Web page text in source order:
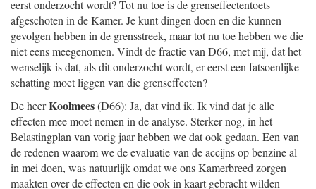
eerst onderzocht wordt? Tot nu toe is de grenseffectentoets
afgeschoten in de Kamer. Je kunt dingen doen en die kunnen
gevolgen hebben in de grensstreek, maar tot nu toe hebben we die
niet eens meegenomen. Vindt de fractie van D66, met mij, dat het
wenselijk is dat, als dit onderzocht wordt, er eerst een fatsoenlijke
schatting moet liggen van die grenseffecten?
De heerKoolmees(D66): Ja, dat vind ik. Ik vind dat je alle
effecten mee moet nemen in de analyse. Sterker nog, in het
Belastingplan van vorig jaar hebben we dat ook gedaan. Een van
de redenen waarom we de evaluatie van de accijns op benzine al
in mei doen, was natuurlijk omdat we ons Kamerbreed zorgen
maakten over de effecten en die ook in kaart gebracht wilden